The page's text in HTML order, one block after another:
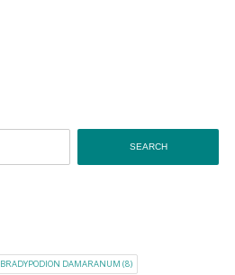
BRADYPODION DAMARANUM (8)